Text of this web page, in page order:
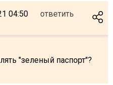
04:50 ответить
"зеленый паспорт"?